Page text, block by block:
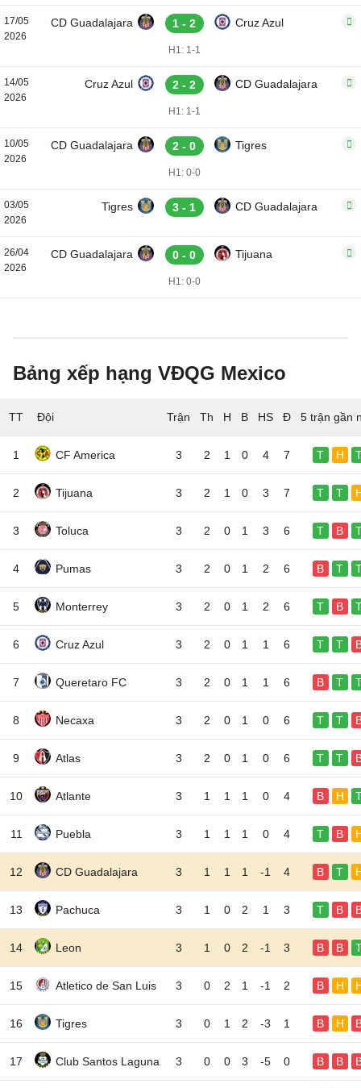
17/05
2026
CD Guadalajara 1 - 2 Cruz Azul
H1: 1-1
14/05
2026
Cruz Azul 2 - 2 CD Guadalajara
H1: 1-1
10/05
2026
CD Guadalajara 2 - 0 Tigres
H1: 0-0
03/05
2026
Tigres 3 - 1 CD Guadalajara
26/04
2026
CD Guadalajara 0 - 0 Tijuana
H1: 0-0
Bảng xếp hạng VĐQG Mexico
TT Đội 5 trận gần
1 CF America 3 2 1 0 4 7 T H
2 Tijuana 3 2 1 0 3 7 T T
3 Toluca 3 2 0 1 3 6 T B
4 Pumas 3 2 0 1 2 6 B T
5 Monterrey 3 2 0 1 2 6 T B
6 Cruz Azul 3 2 0 1 1 6 T T
7 Queretaro FC 3 2 0 1 1 6 B T
8 Necaxa 3 2 0 1 0 6 T T
9 Atlas 3 2 0 1 0 6 T T
10 Atlante 3 1 1 1 0 4 B H
11 Puebla 3 1 1 1 0 4 T B
12 CD Guadalajara 3 1 1 1 -1 4 B T
13 Pachuca 3 1 0 2 1 3 T B
14 Leon 3 1 0 2 -1 3 B B
15 Atletico de San Luis 3 0 2 1 -1 2 B H
16 Tigres 3 0 1 2 -3 1 B H
17 Club Santos Laguna 3 0 0 3 -5 0 B B